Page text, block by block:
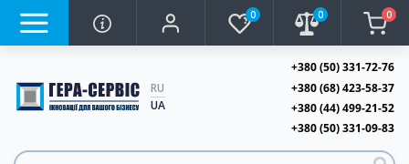
0 0 0
RU
UA
+380 (50) 331-72-76
+380 (68) 423-58-37
+380 (44) 499-21-52
+380 (50) 331-09-83